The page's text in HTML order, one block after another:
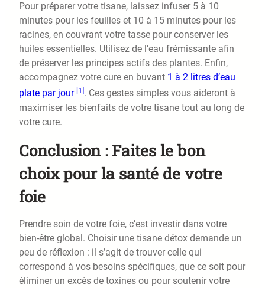
Pour préparer votre tisane, laissez infuser 5 à 10
minutes pour les feuilles et 10 à 15 minutes pour les
racines, en couvrant votre tasse pour conserver les
huiles essentielles. Utilisez de l’eau frémissante afin
de préserver les principes actifs des plantes. Enfin,
accompagnez votre cure en buvant 1 à 2 litres d’eau
plate par jour [1]. Ces gestes simples vous aideront à
maximiser les bienfaits de votre tisane tout au long de
votre cure.
Conclusion : Faites le bon
choix pour la santé de votre
foie
Prendre soin de votre foie, c’est investir dans votre
bien-être global. Choisir une tisane détox demande un
peu de réflexion : il s’agit de trouver celle qui
correspond à vos besoins spécifiques, que ce soit pour
éliminer un excès de toxines ou pour soutenir votre